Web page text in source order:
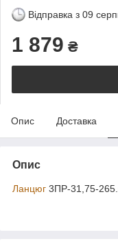
Відправка з 09
1 879 ₴
Опис Доставка
Опис
Ланцюг 3ПР-31,75-